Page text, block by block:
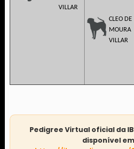
VILLAR
CLEO DE
MOURA
VILLAR
Pedigree Virtual oficial da
disponível em